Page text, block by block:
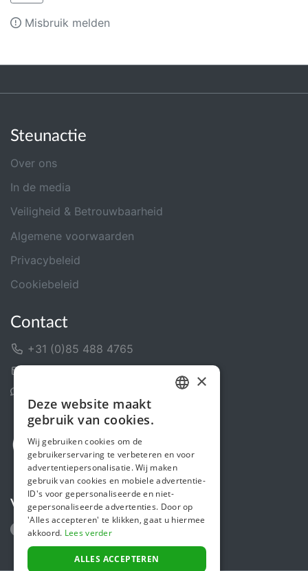
Misbruik melden
Steunactie
Over ons
In de media
Veiligheid & Betrouwbaarheid
Algemene voorwaarden
Privacybeleid
Cookiebeleid
Contact
+31 (0)85 488 4765
Volg ons
ENGLISH
×
Deze website maakt
gebruik van cookies.
Wij gebruiken cookies om de
gebruikerservaring te verbeteren en voor
advertentiepersonalisatie. Wij maken
gebruik van cookies en mobiele advertentie-
ID's voor gepersonaliseerde en niet-
gepersonaliseerde advertenties. Door op
'Alles accepteren' te klikken, gaat u hiermee
akkoord. Lees verder
ALLES ACCEPTEREN